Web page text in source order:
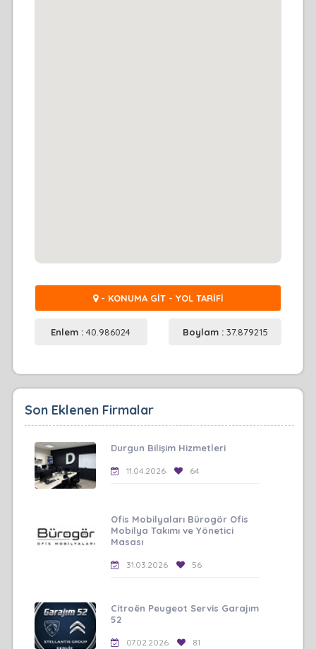
- KONUMA GİT - YOL TARİFİ
Enlem :40.986024 Boylam : 37.879215
Son Eklenen Firmalar
Durgun Bilişim Hizmetleri
11.04.2026 64
Ofis Mobilyaları Bürogör Ofis
Mobilya Takımı ve Yönetici
Masası
31.03.2026 56
Citroën Peugeot Servis Garajım
52
07.02.2026 81